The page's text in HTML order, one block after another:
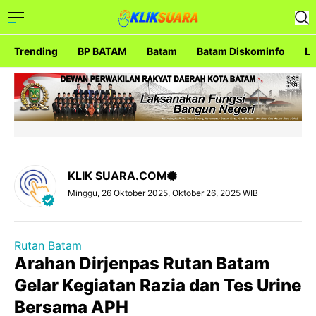
Trending BP BATAM Batam Batam Diskominfo
KLIK SUARA.COM
Minggu, 26 Oktober 2025, Oktober 26, 2025 WIB
Rutan Batam
Arahan Dirjenpas Rutan Batam
Gelar Kegiatan Razia dan Tes Urine
Bersama APH